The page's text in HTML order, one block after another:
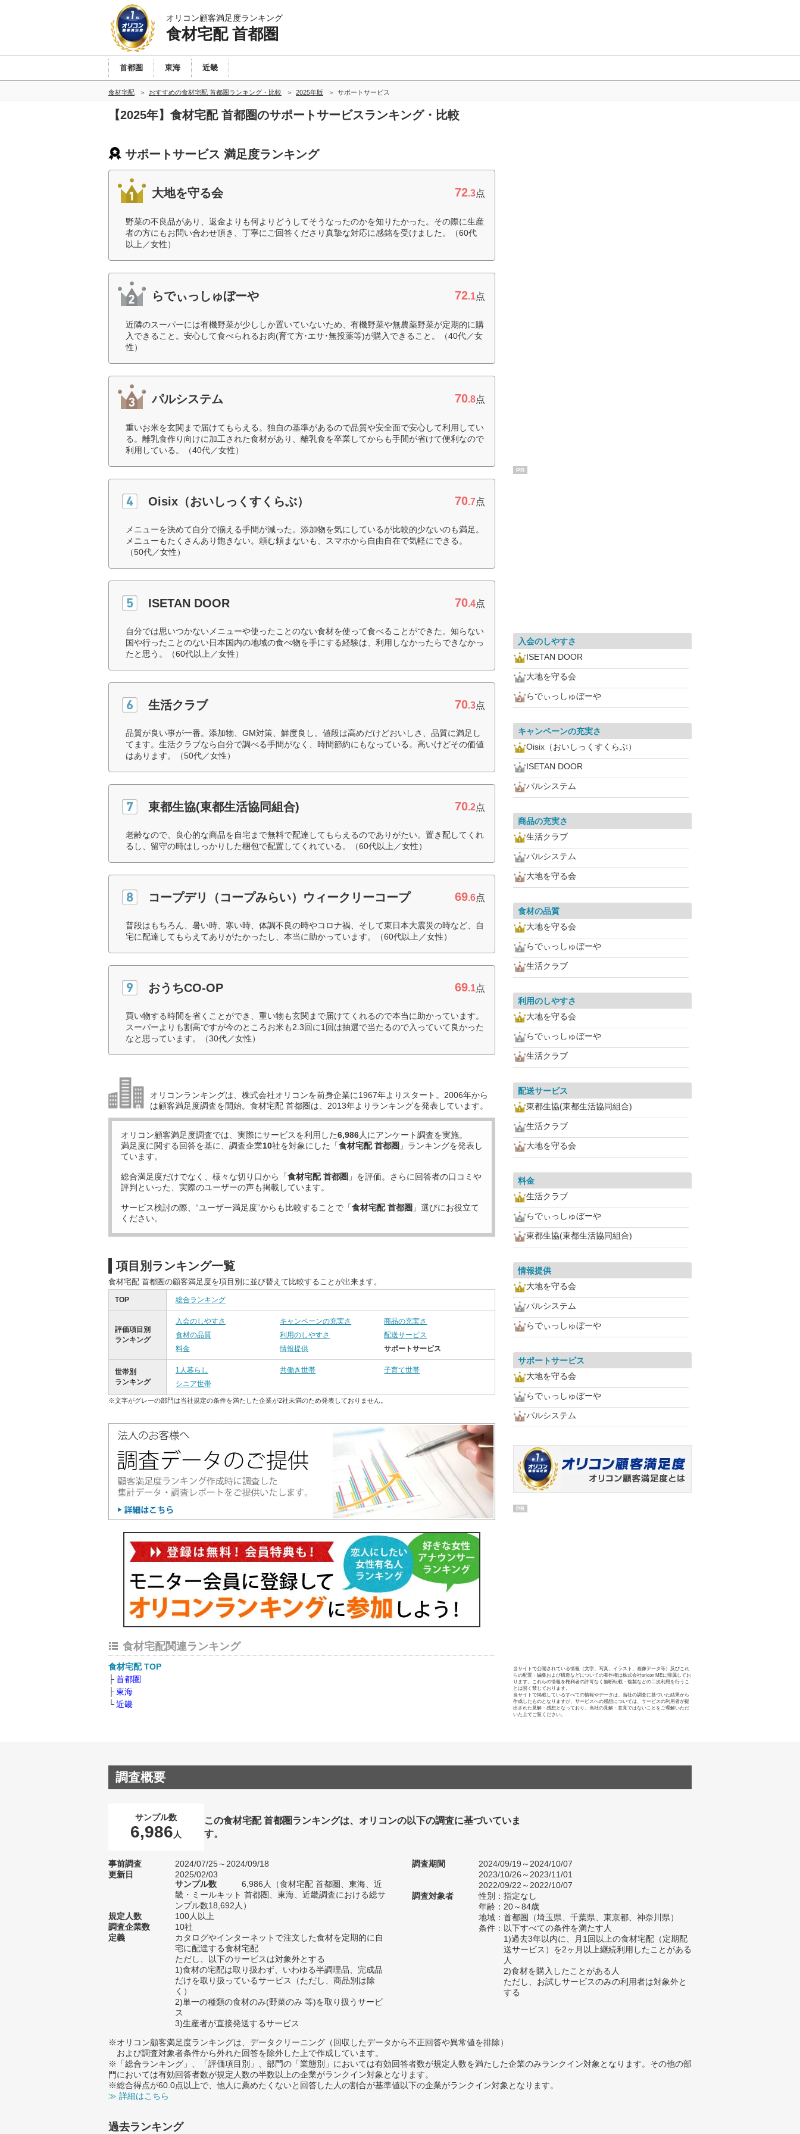
オリコン顧客満足度ランキング
食材宅配 首都圏
首都圏 東海 近畿
食材宅配 おすすめの食材宅配 首都圏ランキング・比較 2025年版 サポートサービス
【2025年】食材宅配 首都圏のサポートサービスランキング・比較
サポートサービス 満足度ランキング
大地を守る会 72.3点
野菜の不良品があり、返金よりも何よりどうしてそうなったのかを知りたかった。その際に生産
者の方にもお問い合わせ頂き、丁寧にご回答くださり真摯な対応に感銘を受けました。（60代
以上／女性）
らでぃっしゅぼーや 72.1点
近隣のスーパーには有機野菜が少ししか置いていないため、有機野菜や無農薬野菜が定期的に購
入できること。安心して食べられるお肉(育て方･エサ･無投薬等)が購入できること。（40代／女
性）
パルシステム 70.8点
重いお米を玄関まで届けてもらえる。独自の基準があるので品質や安全面で安心して利用してい
る。離乳食作り向けに加工された食材があり、離乳食を卒業してからも手間が省けて便利なので
利用している。（40代／女性）
Oisix（おいしっくすくらぶ） 70.7点
メニューを決めて自分で揃える手間が減った。添加物を気にしているが比較的少ないのも満足。
メニューもたくさんあり飽きない。頼む頼まないも、スマホから自由自在で気軽にできる。
（50代／女性）
ISETAN DOOR 70.4点
自分では思いつかないメニューや使ったことのない食材を使って食べることができた。知らない
国や行ったことのない日本国内の地域の食べ物を手にする経験は、利用しなかったらできなかっ
たと思う。（60代以上／女性）
生活クラブ 70.3点
品質が良い事が一番。添加物、GM対策、鮮度良し。値段は高めだけどおいしさ、品質に満足し
てます。生活クラブなら自分で調べる手間がなく、時間節約にもなっている。高いけどその価値
はあります。（50代／女性）
東都生協(東都生活協同組合) 70.2点
老齢なので、良心的な商品を自宅まで無料で配達してもらえるのでありがたい。置き配してくれ
るし、留守の時はしっかりした梱包で配置してくれている。（60代以上／女性）
コープデリ（コープみらい）ウィークリーコープ 69.6点
普段はもちろん、暑い時、寒い時、体調不良の時やコロナ禍、そして東日本大震災の時など、自
宅に配達してもらえてありがたかったし、本当に助かっています。（60代以上／女性）
おうちCO-OP 69.1点
買い物する時間を省くことができ、重い物も玄関まで届けてくれるので本当に助かっています。
スーパーよりも割高ですが今のところお米も2.3回に1回は抽選で当たるので入っていて良かった
なと思っています。（30代／女性）
オリコンランキングは、株式会社オリコンを前身企業に1967年よりスタート。2006年から
は顧客満足度調査を開始。食材宅配 首都圏は、2013年よりランキングを発表しています。
オリコン顧客満足度調査では、実際にサービスを利用した6,986人にアンケート調査を実施。
満足度に関する回答を基に、調査企業10社を対象にした「食材宅配 首都圏 」ランキングを発表し
ています。
総合満足度だけでなく、様々な切り口から「食材宅配 首都圏 」を評価。さらに回答者の口コミや
評判といった、実際のユーザーの声も掲載しています。
サービス検討の際、“ユーザー満足度”からも比較することで「食材宅配 首都圏 」選びにお役立て
ください。
項目別ランキング一覧
食材宅配 首都圏の顧客満足度を項目別に並び替えて比較することが出来ます。
TOP 総合ランキング
評価項目別
ランキング
入会のしやすさ キャンペーンの充実さ
商品の充実さ
食材の品質
利用のしやすさ
配送サービス
料金
情報提供 サポートサービス
世帯別
ランキング
1人暮らし 共働き世帯
子育て世帯
シニア世帯
※文字がグレーの部門は当社規定の条件を満たした企業が2社未満のため発表しておりません。
食材宅配関連ランキング
食材宅配 TOP
首都圏
東海
近畿
PR
入会のしやすさ
ISETAN DOOR
大地を守る会
らでぃっしゅぼーや
キャンペーンの充実さ
Oisix（おいしっくすくらぶ）
ISETAN DOOR
パルシステム
商品の充実さ
生活クラブ
パルシステム
大地を守る会
食材の品質
大地を守る会
らでぃっしゅぼーや
生活クラブ
利用のしやすさ
大地を守る会
らでぃっしゅぼーや
生活クラブ
配送サービス
東都生協(東都生活協同組合)
生活クラブ
大地を守る会
料金
生活クラブ
らでぃっしゅぼーや
東都生協(東都生活協同組合)
情報提供
大地を守る会
パルシステム
らでぃっしゅぼーや
サポートサービス
大地を守る会
らでぃっしゅぼーや
パルシステム
PR
当サイトで公開されている情報（文字、写真、イラスト、画像データ等）及びこれ
らの配置・編集および構造などについての著作権は株式会社oricon MEに帰属してお
ります。これらの情報を権利者の許可なく無断転載・複製などの二次利用を行うこ
とは固く禁じております。
当サイトで掲載しているすべての情報やデータは、当社の調査に基づいた結果から
作成したものとなりますが、サービスへの感想については、サービスの利用者が提
出された見解・感想となっており、当社の見解・意見ではないことをご理解いただ
いた上でご覧ください。
調査概要
サンプル数
6,986 人
この食材宅配 首都圏ランキングは、オリコンの以下の調査に基づいていま
す。
事前調査
2024/07/25～2024/09/18
更新日
2025/02/03
サンプル数
6,986人（食材宅配 首都圏、東海、近
畿・ミールキット 首都圏、東海、近畿調査における総サ
ンプル数18,692人）
規定人数
100人以上
調査企業数
10社
定義
カタログやインターネットで注文した食材を定期的に自
宅に配達する食材宅配
ただし、以下のサービスは対象外とする
1)食材の宅配は取り扱わず、いわゆる半調理品、完成品
だけを取り扱っているサービス（ただし、商品別は除
く）
2)単一の種類の食材のみ(野菜のみ 等)を取り扱うサービ
ス
3)生産者が直接発送するサービス
調査期間
2024/09/19～2024/10/07
2023/10/26～2023/11/01
2022/09/22～2022/10/07
調査対象者
性別：指定なし
年齢：20～84歳
地域：首都圏（埼玉県、千葉県、東京都、神奈川県）
条件：以下すべての条件を満たす人
1)過去3年以内に、月1回以上の食材宅配（定期配
送サービス）を2ヶ月以上継続利用したことがある
人
2)食材を購入したことがある人
ただし、お試しサービスのみの利用者は対象外と
する
※オリコン顧客満足度ランキングは、データクリーニング（回収したデータから不正回答や異常値を排除）
および調査対象者条件から外れた回答を除外した上で作成しています。
※「総合ランキング」、「評価項目別」、部門の「業態別」においては有効回答者数が規定人数を満たした企業のみランクイン対象となります。その他の部
門においては有効回答者数が規定人数の半数以上の企業がランクイン対象となります。
※総合得点が60.0点以上で、他人に薦めたくないと回答した人の割合が基準値以下の企業がランクイン対象となります。
≫ 詳細はこちら
過去ランキング